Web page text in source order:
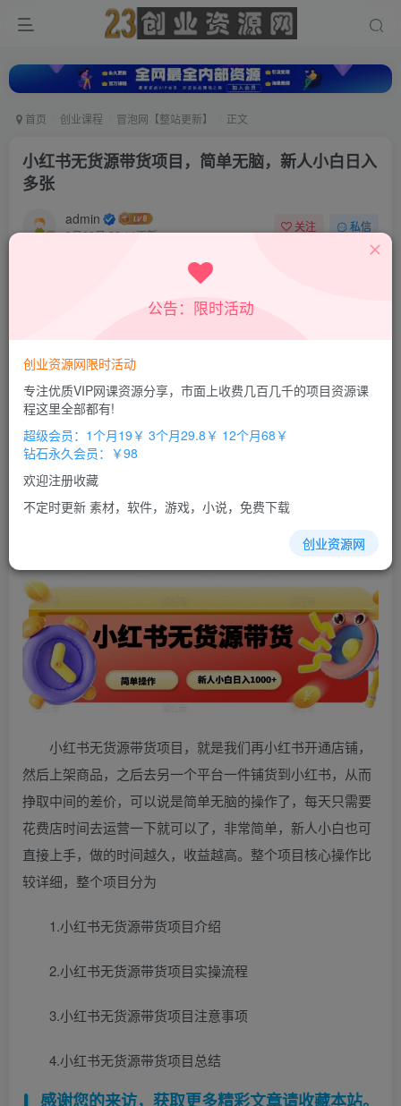
首页 创业课程 冒泡网【整站更新】 正文
小红书无货源带货项目，简单无脑，新人小白日入
多张
admin
9月29日 22:14更新
关注 私信
小红书无货源带货项目，简单无脑，新人小白日入多张
超级会员
立即购买
您当前未登录！建议登陆后购买，办理会员包月更省钱，可保存购
项目，简单无脑，新人小白日入多张
小红书无货源带货项目，就是我们再小红书开通店铺，
然后上架商品，之后去另一个平台一件铺货到小红书，从而
挣取中间的差价，可以说是简单无脑的操作了，每天只需要
花费店时间去运营一下就可以了，非常简单，新人小白也可
直接上手，做的时间越久，收益越高。整个项目核心操作比
较详细，整个项目分为
1.小红书无货源带货项目介绍
2.小红书无货源带货项目实操流程
3.小红书无货源带货项目注意事项
4.小红书无货源带货项目总结
感谢您的来访，获取更多精彩文章请收藏本站。
公告：限时活动
创业资源网限时活动
专注优质VIP网课资源分享，市面上收费几百几千的项目资源课
程这里全部都有!
超级会员：1个月19￥ 3个月29.8￥ 12个月68￥
钻石永久会员：￥98
欢迎注册收藏
不定时更新 素材，软件，游戏，小说，免费下载
创业资源网